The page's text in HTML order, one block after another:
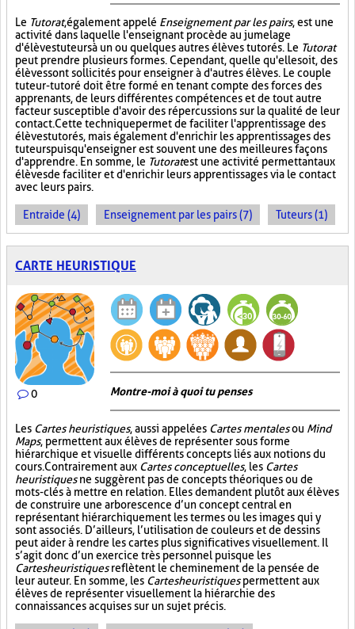
Le Tutorat, également appelé Enseignement par les pairs, est une
activité dans laquelle l'enseignant procède au jumelage
d'élèves tuteurs à un ou quelques autres élèves tutorés. Le Tutorat
peut prendre plusieurs formes. Cependant, quelle qu'elle soit, des
élèves sont sollicités pour enseigner à d'autres élèves. Le couple
tuteur-tutoré doit être formé en tenant compte des forces des
apprenants, de leurs différentes compétences et de tout autre
facteur susceptible d'avoir des répercussions sur la qualité de leur
contact. Cette technique permet de faciliter l'apprentissage des
élèves tutorés, mais également d'enrichir les apprentissages des
tuteurs puisqu'enseigner est souvent une des meilleures façons
d'apprendre. En somme, le Tutoratest une activité permettant aux
élèves de faciliter et d'enrichir leurs apprentissages via le contact
avec leurs pairs.
Entraide (4) Enseignement par les pairs (7) Tuteurs (1)
CARTE HEURISTIQUE
0 Montre-moi à quoi tu penses
Les Cartes heuristiques, aussi appelées Cartes mentalesou Mind
Maps, permettent aux élèves de représenter sous forme
hiérarchique et visuelle différents concepts liés aux notions du
cours. Contrairement aux Cartes conceptuelles, les Cartes
heuristiquesne suggèrent pas de concepts théoriques ou de
mots-clés à mettre en relation. Elles demandent plutôt aux élèves
de construire une arborescence d’un concept central en
représentant hiérarchiquement les termes ou les images qui y
sont associés. D’ailleurs, l’utilisation de couleurs et de dessins
peut aider à rendre les cartes plus significatives visuellement. Il
s’agit donc d’un exercice très personnel puisque les
Cartes heuristiquesreflètent le cheminement de la pensée de
leur auteur. En somme, les Cartes heuristiquespermettent aux
élèves de représenter visuellement la hiérarchie des
connaissances acquises sur un sujet précis.